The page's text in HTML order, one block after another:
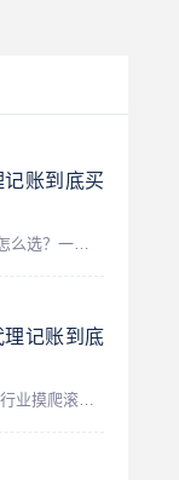
账到底买
记账到底